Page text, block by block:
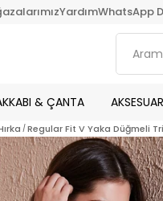
YardımWhatsApp
& ÇANTA AKSESUAR
Regular Fit V Yaka Düğmeli